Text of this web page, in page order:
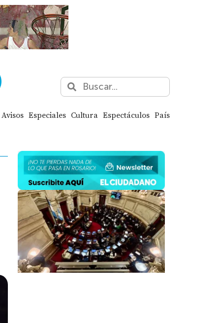
Avisos Especiales Cultura Espectáculos País